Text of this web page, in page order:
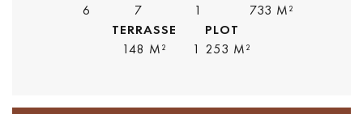
6
7
1
733 M²
TERRASSE
148 M²
PLOT
1 253 M²